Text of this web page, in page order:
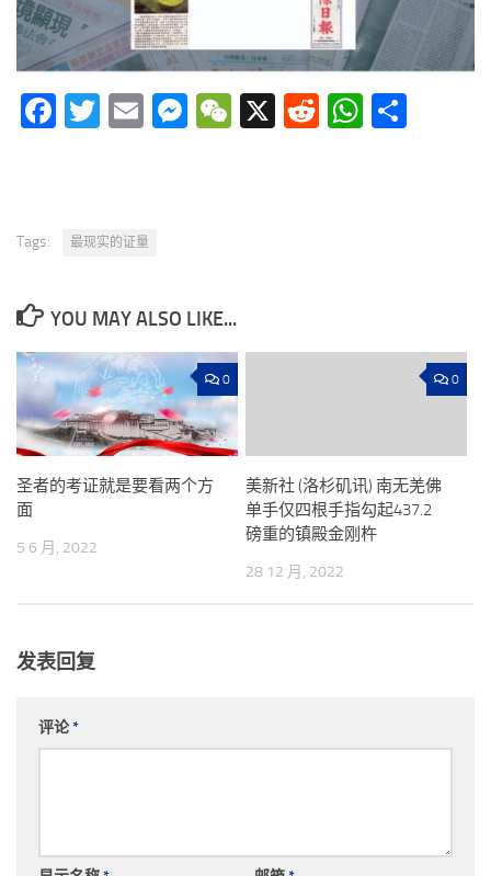
Facebook
Twitter
EmailMessenger
WeChat
X Reddit
Tags: 最现实的证量
YOU MAY ALSO LIKE...
0
圣者的考证就是要看两个方
面
5 6 月, 2022
0
美新社 (洛杉矶讯) 南无羌佛
单手仅四根手指勾起437.2
磅重的镇殿金刚杵
28 12 月, 2022
发表回复
评论*